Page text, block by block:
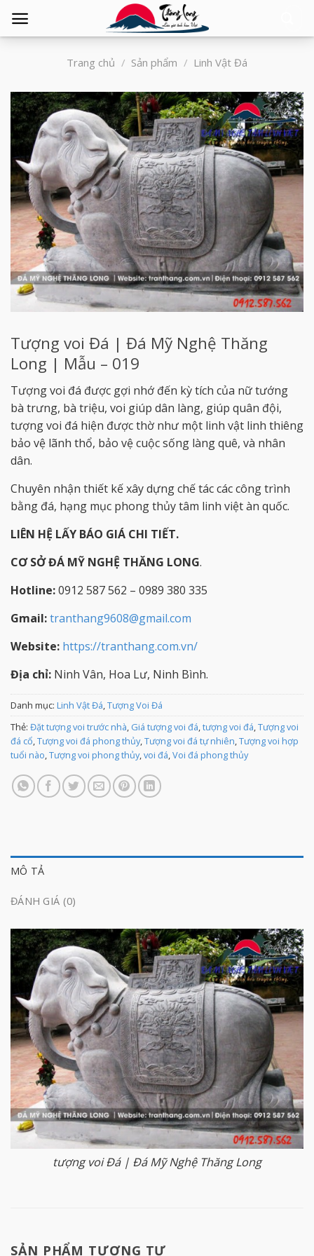
Trang chủ / Sản phẩm / Linh Vật Đá
Tượng voi Đá | Đá Mỹ Nghệ Thăng
Long | Mẫu – 019
Tượng voi đá được gợi nhớ đến kỳ tích của nữ tướng
bà trưng, bà triệu, voi giúp dân làng, giúp quân đội,
tượng voi đá hiện được thờ như một linh vật linh thiêng
bảo vệ lãnh thổ, bảo vệ cuộc sống làng quê, và nhân
dân.
Chuyên nhận thiết kế xây dựng chế tác các công trình
bằng đá, hạng mục phong thủy tâm linh việt àn quốc.
LIÊN HỆ LẤY BÁO GIÁ CHI TIẾT.
CƠ SỞ ĐÁ MỸ NGHỆ THĂNG LONG.
Hotline:0912 587 562 – 0989 380 335
Gmail:tranthang9608@gmail.com
Website: https://tranthang.com.vn/
Địa chỉ: Ninh Vân, Hoa Lư, Ninh Bình.
Danh mục: Linh Vật Đá,Tượng Voi Đá
Thẻ: Đặt tượng voi trước nhà, Giá tượng voi đá,tượng voi đá,Tượng voi
đá cổ,Tượng voi đá phong thủy,Tượng voi đá tự nhiên,Tượng voi hợp
tuổi nào,Tượng voi phong thủy,voi đá,Voi đá phong thủy
MÔ TẢ
ĐÁNH GIÁ (0)
tượng voi Đá | Đá Mỹ Nghệ Thăng Long
SẢN PHẨM TƯƠNG TỰ